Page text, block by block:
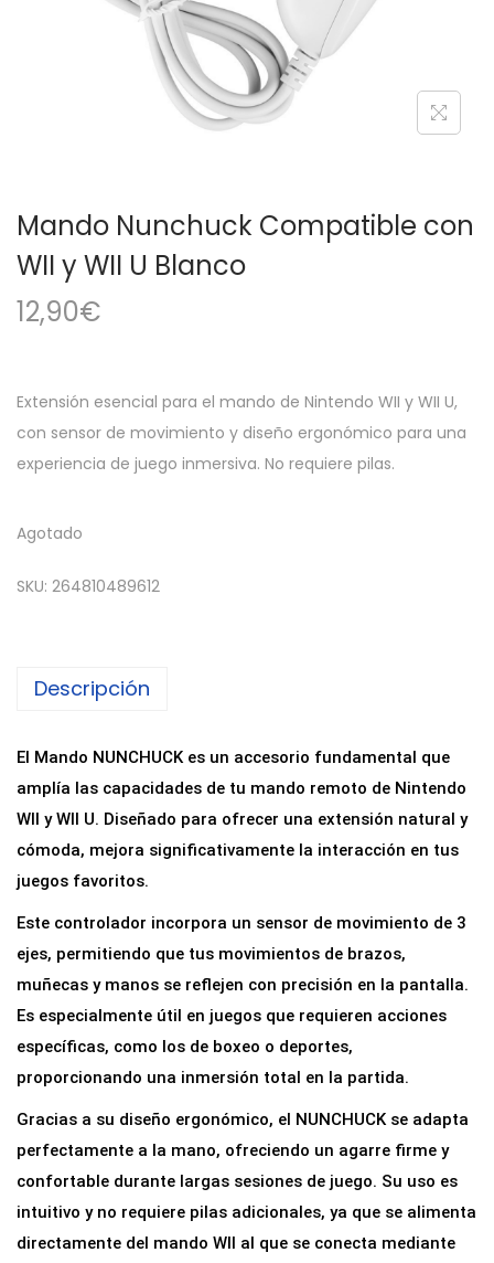
a
c
i
ó
i
d
o
Mando Nunchuck Compatible con
WII y WII U Blanco
12,90€
Extensión esencial para el mando de Nintendo WII y WII U,
con sensor de movimiento y diseño ergonómico para una
experiencia de juego inmersiva. No requiere pilas.
Agotado
SKU: 264810489612
Descripción
El Mando NUNCHUCK es un accesorio fundamental que
amplía las capacidades de tu mando remoto de Nintendo
WII y WII U. Diseñado para ofrecer una extensión natural y
cómoda, mejora significativamente la interacción en tus
juegos favoritos.
Este controlador incorpora un sensor de movimiento de 3
ejes, permitiendo que tus movimientos de brazos,
muñecas y manos se reflejen con precisión en la pantalla.
Es especialmente útil en juegos que requieren acciones
específicas, como los de boxeo o deportes,
proporcionando una inmersión total en la partida.
Gracias a su diseño ergonómico, el NUNCHUCK se adapta
perfectamente a la mano, ofreciendo un agarre firme y
confortable durante largas sesiones de juego. Su uso es
intuitivo y no requiere pilas adicionales, ya que se alimenta
directamente del mando WII al que se conecta mediante